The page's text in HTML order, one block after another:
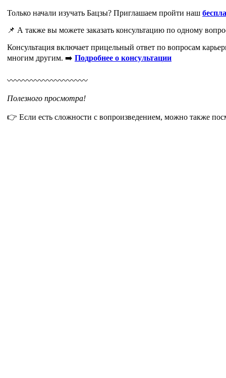
Только начали изучать Бацзы? Приглашаем пройти наш
📌 А также вы можете заказать консультацию по одному
Консультация включает прицельный ответ по вопросам
многим другим. ➡️ Подробнее о консультации
〰️〰️〰️〰️〰️〰️〰️〰️〰️〰️
Полезного просмотра!
👉 Если есть сложности с вопроизведением, можно также